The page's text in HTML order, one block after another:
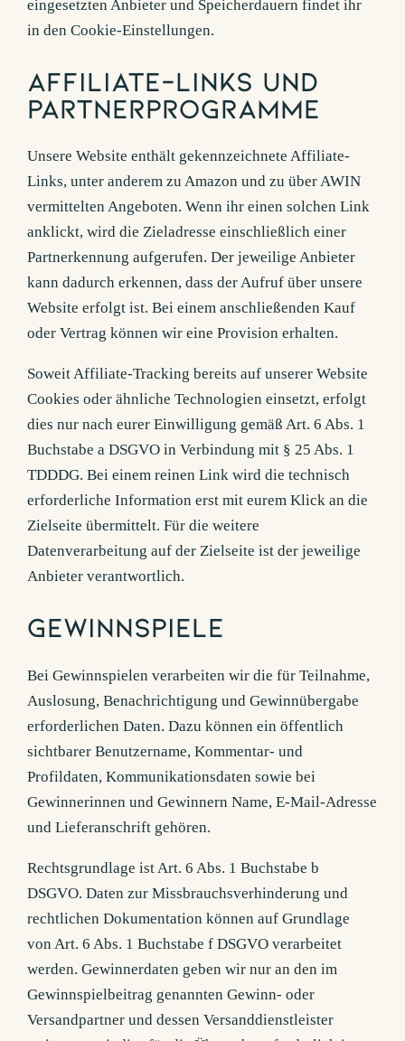
eingesetzten Anbieter und Speicherdauern findet ihr
in den Cookie-Einstellungen.
Affiliate-Links und
Partnerprogramme
Unsere Website enthält gekennzeichnete Affiliate-
Links, unter anderem zu Amazon und zu über AWIN
vermittelten Angeboten. Wenn ihr einen solchen Link
anklickt, wird die Zieladresse einschließlich einer
Partnerkennung aufgerufen. Der jeweilige Anbieter
kann dadurch erkennen, dass der Aufruf über unsere
Website erfolgt ist. Bei einem anschließenden Kauf
oder Vertrag können wir eine Provision erhalten.
Soweit Affiliate-Tracking bereits auf unserer Website
Cookies oder ähnliche Technologien einsetzt, erfolgt
dies nur nach eurer Einwilligung gemäß Art. 6 Abs. 1
Buchstabe a DSGVO in Verbindung mit § 25 Abs. 1
TDDDG. Bei einem reinen Link wird die technisch
erforderliche Information erst mit eurem Klick an die
Zielseite übermittelt. Für die weitere
Datenverarbeitung auf der Zielseite ist der jeweilige
Anbieter verantwortlich.
Gewinnspiele
Bei Gewinnspielen verarbeiten wir die für Teilnahme,
Auslosung, Benachrichtigung und Gewinnübergabe
erforderlichen Daten. Dazu können ein öffentlich
sichtbarer Benutzername, Kommentar- und
Profildaten, Kommunikationsdaten sowie bei
Gewinnerinnen und Gewinnern Name, E-Mail-Adresse
und Lieferanschrift gehören.
Rechtsgrundlage ist Art. 6 Abs. 1 Buchstabe b
DSGVO. Daten zur Missbrauchsverhinderung und
rechtlichen Dokumentation können auf Grundlage
von Art. 6 Abs. 1 Buchstabe f DSGVO verarbeitet
werden. Gewinnerdaten geben wir nur an den im
Gewinnspielbeitrag genannten Gewinn- oder
Versandpartner und dessen Versanddienstleister